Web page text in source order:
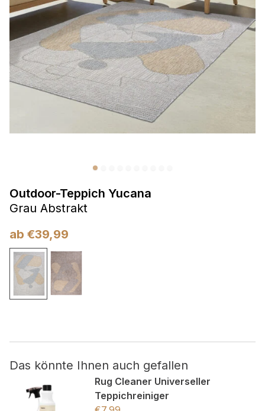
Outdoor-Teppich Yucana
Grau Abstrakt
ab €39,99
Das könnte Ihnen auch gefallen
Rug Cleaner Universeller
Teppichreiniger
Präferenzen
Präferenz-Cookies ermöglichen es einer Website,
Informationen zu speichern, die die Art und Weise ändern,
wie die Website aussieht oder funktioniert, wie zum Beispiel
Ihre bevorzugte Sprache oder die Region, in der Sie sich
befinden.
Marketing
Websites hinweg zu verfolgen. Das Ziel ist es, Anzeigen
anzuzeigen, die für den einzelnen Benutzer relevant und
ansprechend sind und somit wertvoller für Herausgeber und
Werbetreibende Dritter sind.
Nicht kategorisiert.
wurden.
Alle ablehnen
Meine Einstellungen speichern